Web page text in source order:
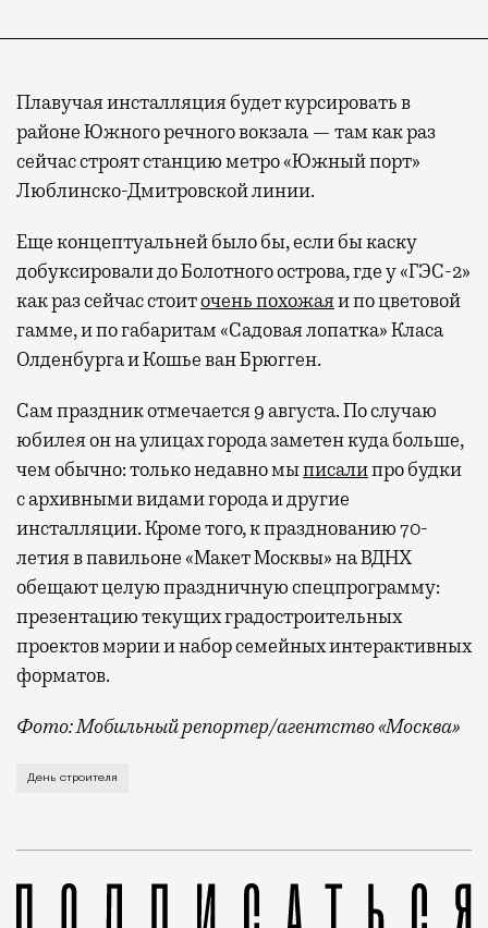
Плавучая инсталляция будет курсировать в
районе Южного речного вокзала — там как раз
сейчас строят станцию метро «Южный порт»
Люблинско-Дмитровской линии.
Еще концептуальней было бы, если бы каску
добуксировали до Болотного острова, где у «ГЭС-2»
как раз сейчас стоиточень похожаяи по цветовой
гамме, и по габаритам «Садовая лопатка» Класа
Олденбурга и Кошье ван Брюгген.
Сам праздник отмечается 9 августа. По случаю
юбилея он на улицах города заметен куда больше,
чем обычно: только недавно мыписалипро будки
с архивными видами города и другие
инсталляции. Кроме того, к празднованию 70-
летия в павильоне «Макет Москвы» на ВДНХ
обещают целую праздничную спецпрограмму:
презентацию текущих градостроительных
проектов мэрии и набор семейных интерактивных
форматов.
Фото: Мобильный репортер/агентство «Москва»
Это каска в фирменных цветах департамента
День строителя